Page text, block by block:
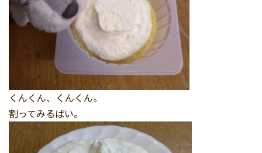
くんくん、くんくん。
割ってみるばい。